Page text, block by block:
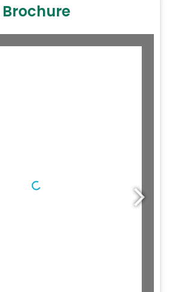
Brochure